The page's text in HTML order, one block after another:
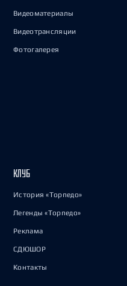
Видеоматериалы
Видеотрансляции
Фотогалерея
КЛУБ
История «Торпедо»
Легенды «Торпедо»
Реклама
СДЮШОР
Контакты